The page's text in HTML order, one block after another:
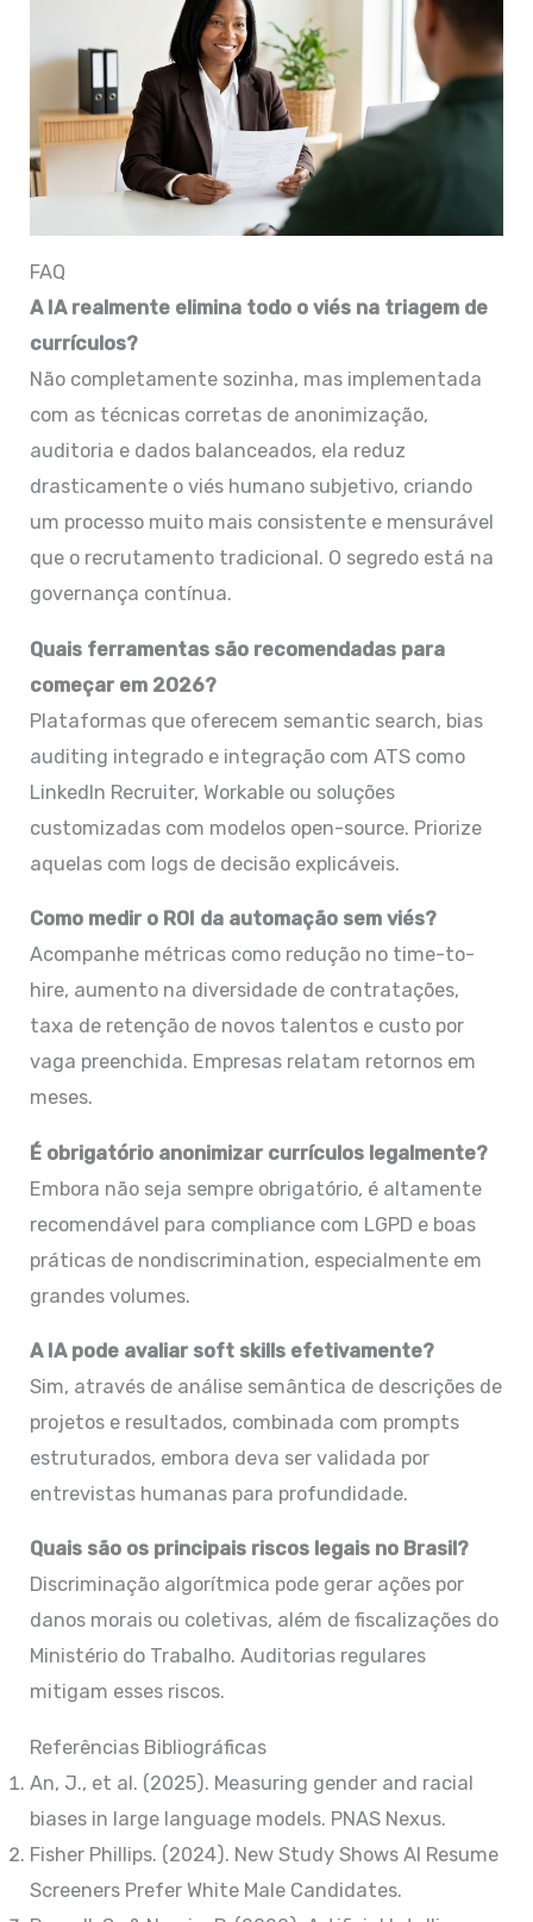
FAQ
A IA realmente elimina todo o viés na triagem de
currículos?
Não completamente sozinha, mas implementada
com as técnicas corretas de anonimização,
auditoria e dados balanceados, ela reduz
drasticamente o viés humano subjetivo, criando
um processo muito mais consistente e mensurável
que o recrutamento tradicional. O segredo está na
governança contínua.
Quais ferramentas são recomendadas para
começar em 2026?
Plataformas que oferecem semantic search, bias
auditing integrado e integração com ATS como
LinkedIn Recruiter, Workable ou soluções
customizadas com modelos open-source. Priorize
aquelas com logs de decisão explicáveis.
Como medir o ROI da automação sem viés?
Acompanhe métricas como redução no time-to-
hire, aumento na diversidade de contratações,
taxa de retenção de novos talentos e custo por
vaga preenchida. Empresas relatam retornos em
meses.
É obrigatório anonimizar currículos legalmente?
Embora não seja sempre obrigatório, é altamente
recomendável para compliance com LGPD e boas
práticas de nondiscrimination, especialmente em
grandes volumes.
A IA pode avaliar soft skills efetivamente?
Sim, através de análise semântica de descrições de
projetos e resultados, combinada com prompts
estruturados, embora deva ser validada por
entrevistas humanas para profundidade.
Quais são os principais riscos legais no Brasil?
Discriminação algorítmica pode gerar ações por
danos morais ou coletivas, além de fiscalizações do
Ministério do Trabalho. Auditorias regulares
mitigam esses riscos.
Referências Bibliográficas
An, J., et al. (2025). Measuring gender and racial
biases in large language models. PNAS Nexus.
Fisher Phillips. (2024). New Study Shows AI Resume
Screeners Prefer White Male Candidates.